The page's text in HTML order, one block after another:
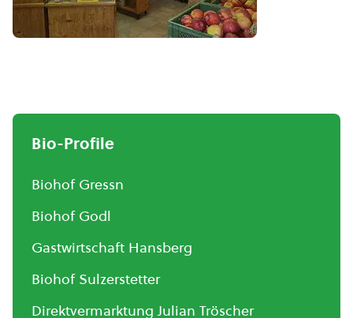
Bio-Profile
Biohof Gressn
Biohof Godl
Gastwirtschaft Hansberg
Biohof Sulzerstetter
Direktvermarktung Julian Tröscher